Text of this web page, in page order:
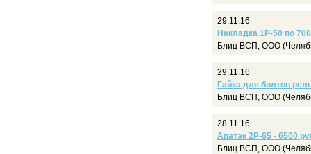
29.11.16
Накладка 1Р-50 по
Блиц ВСП, ООО
29.11.16
Гайка для болтов
Блиц ВСП, ООО
28.11.16
Апатэк 2Р-65 - 6500
Блиц ВСП, ООО